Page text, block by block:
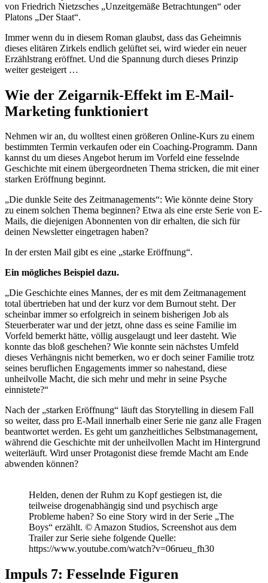
von Friedrich Nietzsches „Unzeitgemäße Betrachtungen“ oder
Platons „Der Staat“.
Immer wenn du in diesem Roman glaubst, dass das Geheimnis
dieses elitären Zirkels endlich gelüftet sei, wird wieder ein neuer
Erzählstrang eröffnet. Und die Spannung durch dieses Prinzip
weiter gesteigert …
Wie der Zeigarnik-Effekt im E-Mail-
Marketing funktioniert
Nehmen wir an, du wolltest einen größeren Online-Kurs zu einem
bestimmten Termin verkaufen oder ein Coaching-Programm. Dann
kannst du um dieses Angebot herum im Vorfeld eine fesselnde
Geschichte mit einem übergeordneten Thema stricken, die mit einer
starken Eröffnung beginnt.
„Die dunkle Seite des Zeitmanagements“: Wie könnte deine Story
zu einem solchen Thema beginnen? Etwa als eine erste Serie von E-
Mails, die diejenigen Abonnenten von dir erhalten, die sich für
deinen Newsletter eingetragen haben?
In der ersten Mail gibt es eine „starke Eröffnung“.
Ein mögliches Beispiel dazu.
„Die Geschichte eines Mannes, der es mit dem Zeitmanagement
total übertrieben hat und der kurz vor dem Burnout steht. Der
scheinbar immer so erfolgreich in seinem bisherigen Job als
Steuerberater war und der jetzt, ohne dass es seine Familie im
Vorfeld bemerkt hätte, völlig ausgelaugt und leer dasteht. Wie
konnte das bloß geschehen? Wie konnte sein nächstes Umfeld
dieses Verhängnis nicht bemerken, wo er doch seiner Familie trotz
seines beruflichen Engagements immer so nahestand, diese
unheilvolle Macht, die sich mehr und mehr in seine Psyche
einnistete?“
Nach der „starken Eröffnung“ läuft das Storytelling in diesem Fall
so weiter, dass pro E-Mail innerhalb einer Serie nie ganz alle Fragen
beantwortet werden. Es geht um ganzheitliches Selbstmanagement,
während die Geschichte mit der unheilvollen Macht im Hintergrund
weiterläuft. Wird unser Protagonist diese fremde Macht am Ende
abwenden können?
Helden, denen der Ruhm zu Kopf gestiegen ist, die
teilweise drogenabhängig sind und psychisch arge
Probleme haben? So eine Story wird in der Serie „The
Boys“ erzählt. © Amazon Studios, Screenshot aus dem
Trailer zur Serie siehe folgende Quelle:
https://www.youtube.com/watch?v=06rueu_fh30
Impuls 7: Fesselnde Figuren